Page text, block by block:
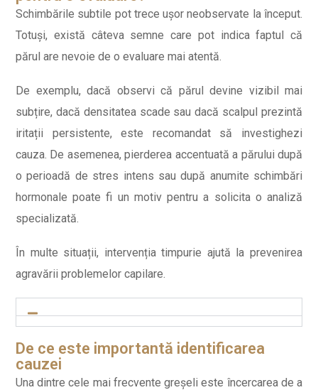
Schimbările subtile pot trece ușor neobservate la început.
Totuși, există câteva semne care pot indica faptul că
părul are nevoie de o evaluare mai atentă.
De exemplu, dacă observi că părul devine vizibil mai
subțire, dacă densitatea scade sau dacă scalpul prezintă
iritații persistente, este recomandat să investighezi
cauza. De asemenea, pierderea accentuată a părului după
o perioadă de stres intens sau după anumite schimbări
hormonale poate fi un motiv pentru a solicita o analiză
specializată.
În multe situații, intervenția timpurie ajută la prevenirea
agravării problemelor capilare.
De ce este importantă identificarea
cauzei
Una dintre cele mai frecvente greșeli este încercarea de a